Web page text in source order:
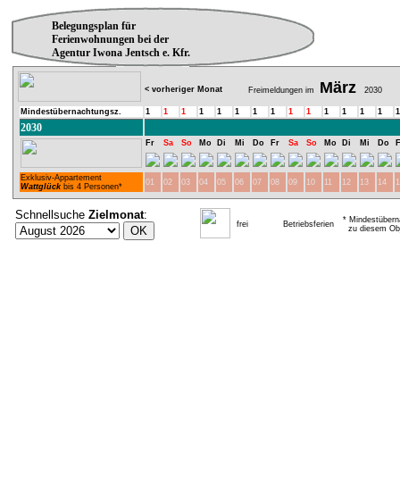
Belegungsplan für
Ferienwohnungen bei der
Agentur Iwona Jentsch e. Kfr.
< vorheriger Monat Freimeldungen im März 2030
Mindestübernachtungsz. 1 1 1 1 1 1 1 1 1 1 1 1 1 1 1
2030
Fr Sa So Mo Di Mi Do Fr Sa So Mo Di Mi Do
Exklusiv-Appartement
Wattglück bis 4 Personen* 01 02 03 04 05 06 07 08 09 10 11 12 13 14
Schnellsuche Zielmonat:
frei Betriebsferien
*
zu diesem